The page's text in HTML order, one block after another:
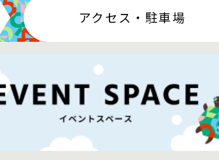
アクセス ・駐車場